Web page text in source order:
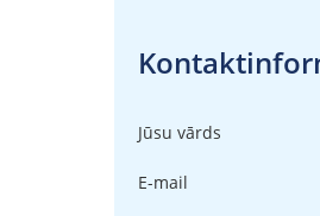
Jūsu vārds
E-mail